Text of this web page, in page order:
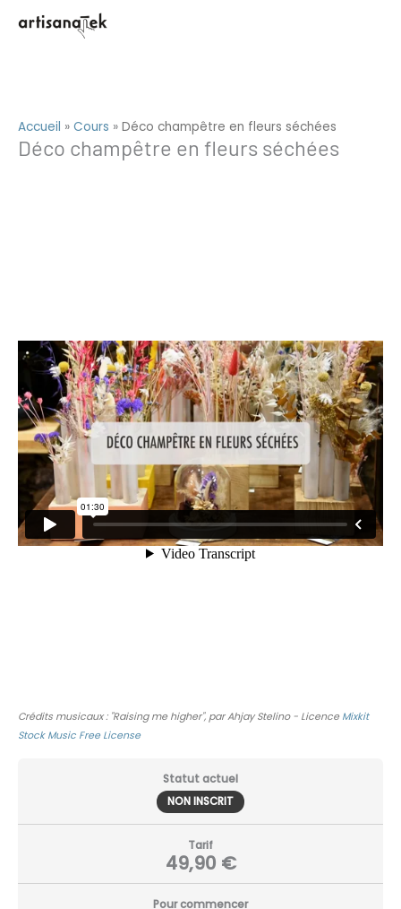
Accueil » Cours » Déco champêtre en fleurs séchées
Déco champêtre en fleurs séchées
Crédits musicaux : "Raising me higher", par Ahjay Stelino - Licence Mixkit
Stock Music Free License
Statut actuel
NON INSCRIT
Tarif
49,90 €
Pour commencer